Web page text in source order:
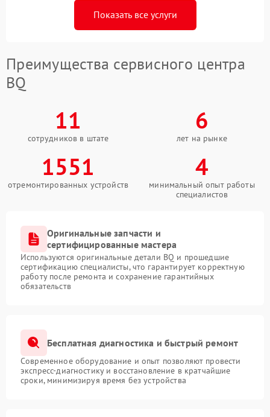
Показать все услуги
Преимущества сервисного центра
BQ
11
сотрудников в штате
6
лет на рынке
1551
отремонтированных устройств
4
минимальный опыт работы
специалистов
Оригинальные запчасти и
сертифицированные мастера
Используются оригинальные детали BQ и прошедшие
сертификацию специалисты, что гарантирует корректную
работу после ремонта и сохранение гарантийных
обязательств
Бесплатная диагностика и быстрый ремонт
Современное оборудование и опыт позволяют провести
экспресс-диагностику и восстановление в кратчайшие
сроки, минимизируя время без устройства